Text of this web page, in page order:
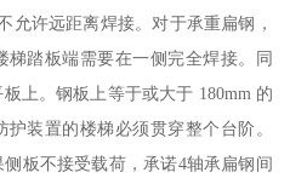
允许远距离焊接。对于承重扁钢，
梯踏板端需要在一侧完全焊接。同
上。钢板上等于或大于 180mm 的
装置的楼梯必须贯穿整个台阶。
板不接受载荷，承诺4轴承扁钢间